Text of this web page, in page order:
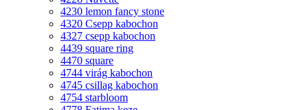
4230 lemon fancy stone
4320 Csepp kabochon
4327 csepp kabochon
4439 square ring
4470 square
4744 virág kabochon
4745 csillag kabochon
4754 starbloom